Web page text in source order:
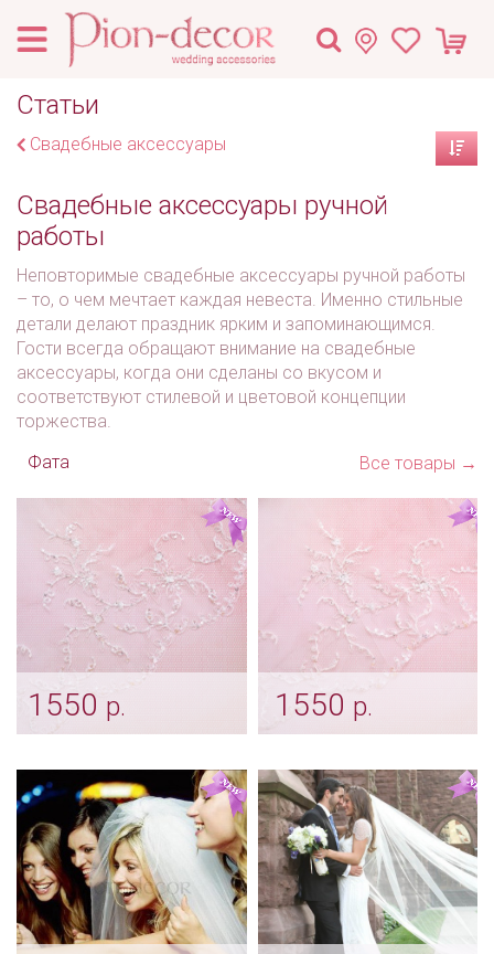
Статьи
Свадебные аксессуары
Свадебные аксессуары ручной
работы
Неповторимые свадебные аксессуары ручной работы
– то, о чем мечтает каждая невеста. Именно стильные
детали делают праздник ярким и запоминающимся.
Гости всегда обращают внимание на свадебные
аксессуары, когда они сделаны со вкусом и
соответствуют стилевой и цветовой концепции
торжества.
Все товары →
Фата
1550 р.
с пайетками"
Арт: diad_0267
1550 р.
"Айвори с пайетками"
Арт: diad_0266